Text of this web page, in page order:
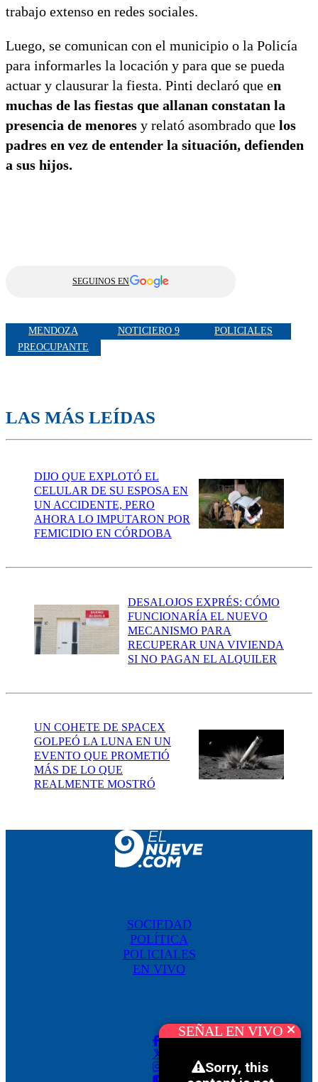
SEÑAL EN VIVO
trabajo extenso en redes sociales.
Luego, se comunican con el municipio o la Policía
para informarles la locación y para que se pueda
actuar y clausurar la fiesta. Pinti declaró que en
muchas de las fiestas que allanan constatan la
presencia de menores y relató asombrado que los
padres en vez de entender la situación, defienden
a sus hijos.
SEGUINOS EN
MENDOZA NOTICIERO 9
POLICIALES
PREOCUPANTE
LAS MÁS LEÍDAS
DIJO QUE EXPLOTÓ EL
CELULAR DE SU ESPOSA EN
UN ACCIDENTE, PERO
AHORA LO IMPUTARON POR
FEMICIDIO EN CÓRDOBA
DESALOJOS EXPRÉS: CÓMO
FUNCIONARÍA EL NUEVO
MECANISMO PARA
RECUPERAR UNA VIVIENDA
SI NO PAGAN EL ALQUILER
UN COHETE DE SPACEX
GOLPEÓ LA LUNA EN UN
EVENTO QUE PROMETIÓ
MÁS DE LO QUE
REALMENTE MOSTRÓ
SOCIEDAD
POLÍTICA
POLICIALES
EN VIVO